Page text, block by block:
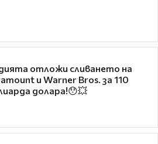
отложи сливането на
и Warner Bros. за 110
долара!😯💥